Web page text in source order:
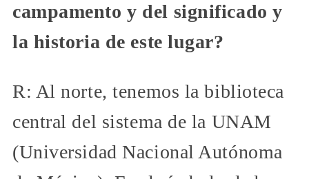
campamento y del significado y
la historia de este lugar?
R: Al norte, tenemos la biblioteca
central del sistema de la UNAM
(Universidad Nacional Autónoma